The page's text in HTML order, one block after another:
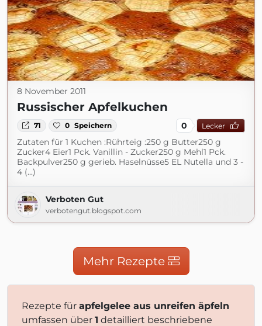
8 November 2011
Russischer Apfelkuchen
71 0 Speichern 0 Lecker
Zutaten für 1 Kuchen :Rührteig :250 g Butter250 g
Zucker4 Eier1 Pck. Vanillin - Zucker250 g Mehl1 Pck.
Backpulver250 g gerieb. Haselnüsse5 EL Nutella und 3 -
4 (...)
Verboten Gut
verbotengut.blogspot.com
Mehr Rezepte
Rezepte für apfelgelee aus unreifen äpfeln
umfassen über 1 detailliert beschriebene